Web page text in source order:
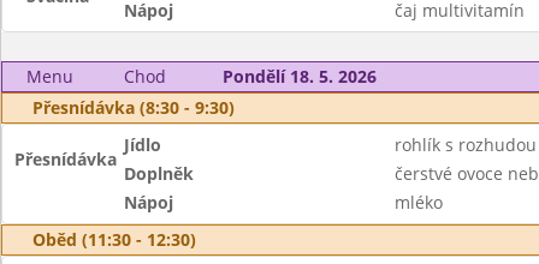
Nápoj čaj multivitamín
Menu Chod
Pondělí 18. 5. 2026
Přesnídávka (8:30 - 9:30)
Přesnídávka
Jídlo
rohlík s rozhudou
Doplněk
čerstvé ovoce
Nápoj
mléko
Oběd (11:30 - 12:30)